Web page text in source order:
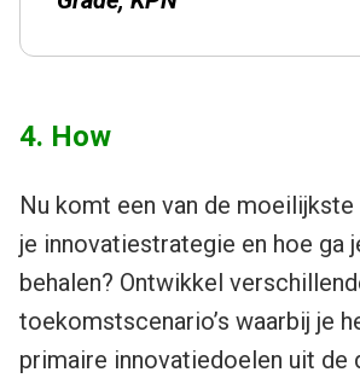
4. How
Nu komt een van de
je innovatiestrategie en hoe ga
behalen? Ontwikkel
toekomstscenario’s waarbij je
primaire innovatiedoelen uit de